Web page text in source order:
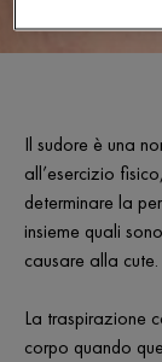
Il sudore è una
all’esercizio
determinare la
insieme quali
causare alla cute.
La traspirazione
corpo quando